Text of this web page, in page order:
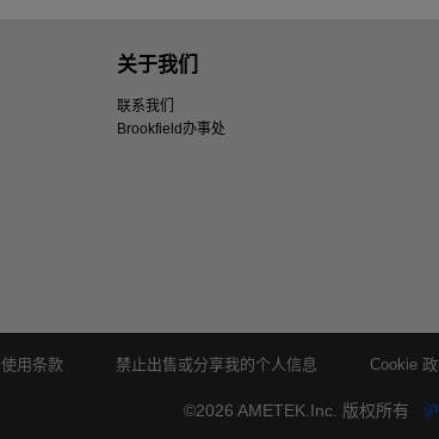
关于我们
联系我们
Brookfield办事处
使用条款 禁止出售或分享我的个人信息 Cookie
©2026 AMETEK.Inc. 版权所有